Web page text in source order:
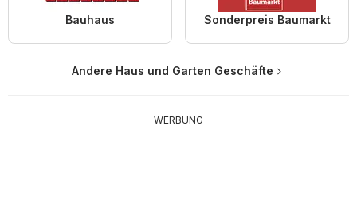
Bauhaus Sonderpreis Baumarkt
Andere Haus und Garten Geschäfte
WERBUNG